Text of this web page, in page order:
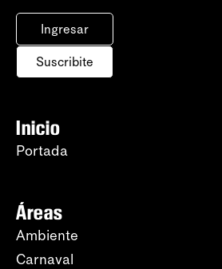
Ingresar
Suscribite
Inicio
Portada
Áreas
Ambiente
Carnaval